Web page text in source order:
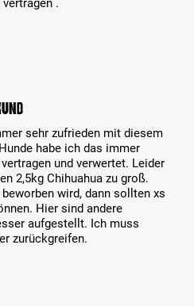
.
of 5 stars
sehr zufrieden mit diesem
habe ich das immer
und verwertet. Leider
2,5kg Chihuahua zu groß.
wird, dann sollten xs
Hier sind andere
aufgestellt. Ich muss
zurückgreifen.